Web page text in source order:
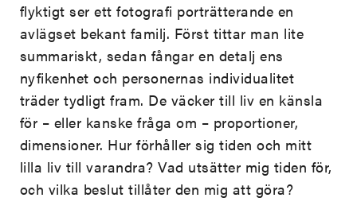
flyktigt ser ett fotografi porträtterande en
avlägset bekant familj. Först tittar man lite
summariskt, sedan fångar en detalj ens
nyfikenhet och personernas individualitet
träder tydligt fram. De väcker till liv en känsla
för – eller kanske fråga om – proportioner,
dimensioner. Hur förhåller sig tiden och mitt
lilla liv till varandra? Vad utsätter mig tiden för,
och vilka beslut tillåter den mig att göra?